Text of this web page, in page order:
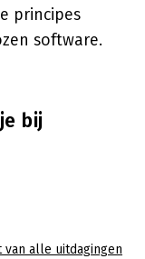
principes
software.
bij
van alle uitdagingen